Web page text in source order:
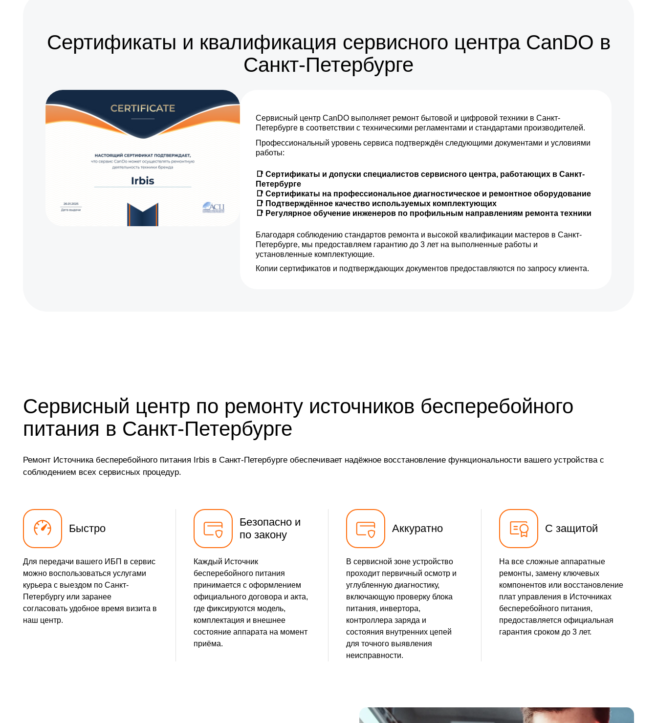
Сертификаты и квалификация сервисного центра CanDO в
Санкт-Петербурге
Сервисный центр CanDO выполняет ремонт бытовой и цифровой техники в Санкт-
Петербурге в соответствии с техническими регламентами и стандартами производителей.
Профессиональный уровень сервиса подтверждён следующими документами и условиями
работы:
📑 Сертификаты и допуски специалистов сервисного центра, работающих в Санкт-
Петербурге
📑 Сертификаты на профессиональное диагностическое и ремонтное оборудование
📑 Подтверждённое качество используемых комплектующих
📑 Регулярное обучение инженеров по профильным направлениям ремонта техники
Благодаря соблюдению стандартов ремонта и высокой квалификации мастеров в Санкт-
Петербурге, мы предоставляем гарантию до 3 лет на выполненные работы и
установленные комплектующие.
Копии сертификатов и подтверждающих документов предоставляются по запросу клиента.
Сервисный центр по ремонту источников бесперебойного
питания в Санкт-Петербурге
Ремонт Источника бесперебойного питания Irbis в Санкт-Петербурге обеспечивает надёжное восстановление функциональности вашего устройства с
соблюдением всех сервисных процедур.
Быстро
Для передачи вашего ИБП в сервис
можно воспользоваться услугами
курьера с выездом по Санкт-
Петербургу или заранее
согласовать удобное время визита в
наш центр.
Безопасно и
по закону
Каждый Источник
бесперебойного питания
принимается с оформлением
официального договора и акта,
где фиксируются модель,
комплектация и внешнее
состояние аппарата на момент
приёма.
Аккуратно
В сервисной зоне устройство
проходит первичный осмотр и
углубленную диагностику,
включающую проверку блока
питания, инвертора,
контроллера заряда и
состояния внутренних цепей
для точного выявления
неисправности.
С защитой
На все сложные аппаратные
ремонты, замену ключевых
компонентов или восстановление
плат управления в Источниках
бесперебойного питания,
предоставляется официальная
гарантия сроком до 3 лет.